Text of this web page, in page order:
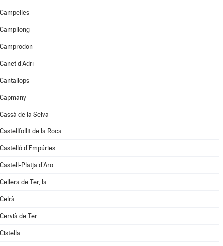
Campelles
Campllong
Camprodon
Canet d'Adri
Cantallops
Capmany
Cassà de la Selva
Castellfollit de la Roca
Castelló d'Empúries
Castell-Platja d'Aro
Cellera de Ter, la
Celrà
Cervià de Ter
Cistella